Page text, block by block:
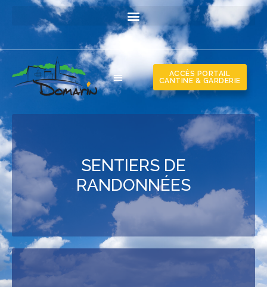
ACCÈS PORTAIL
CANTINE & GARDERIE
SENTIERS DE
RANDONNÉES